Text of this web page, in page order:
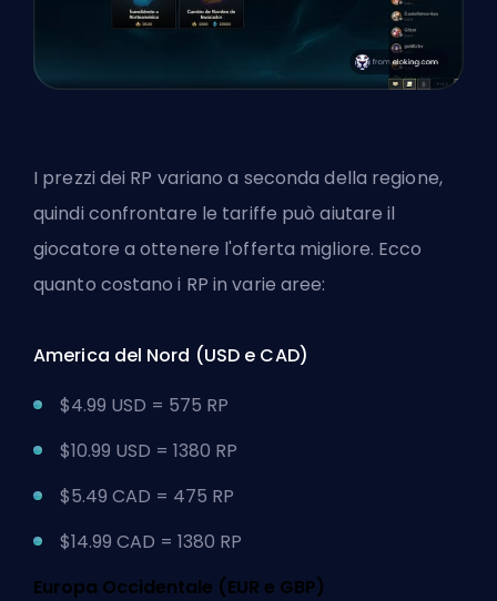
I prezzi dei RP variano a seconda della regione,
quindi confrontare le tariffe può aiutare il
giocatore a ottenere l'offerta migliore. Ecco
quanto costano i RP in varie aree:
America del Nord (USD e CAD)
$4.99 USD = 575 RP
$10.99 USD = 1380 RP
$5.49 CAD = 475 RP
$14.99 CAD = 1380 RP
Europa Occidentale (EUR e GBP)